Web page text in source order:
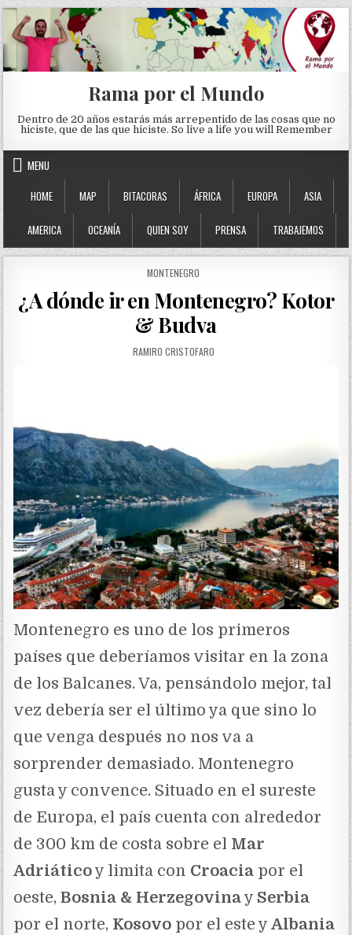
Skip to content
Rama por el Mundo
Dentro de 20 años estarás más arrepentido de las cosas que no
hiciste, que de las que hiciste. So live a life you will Remember
MENU
HOME
MAP BITACORAS ÁFRICA EUROPA ASIA
AMERICA OCEANÍA QUIEN SOY PRENSA TRABAJEMOS
POSTED IN
MONTENEGRO
¿A dónde ir en Montenegro? Kotor
& Budva
AUTHOR:
RAMIRO CRISTOFARO
Montenegro es uno de los primeros
países que deberíamos visitar en la zona
de los Balcanes. Va, pensándolo mejor, tal
vez debería ser el último ya que sino lo
que venga después no nos va a
sorprender demasiado. Montenegro
gusta y convence. Situado en el sureste
de Europa, el país cuenta con alrededor
de 300 km de costa sobre el Mar
Adriáticoy limita con Croacia por el
oeste,Bosnia & Herzegovinay Serbia
por el norte, Kosovo por el este yAlbania